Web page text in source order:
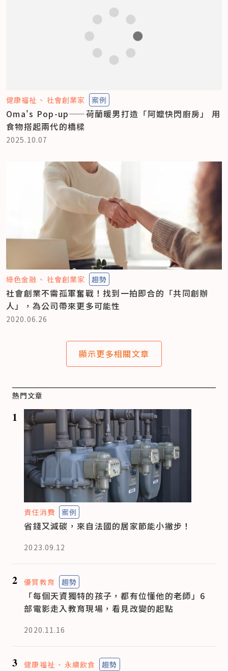
健康福祉 社會創業家 案例
Oma's Pop-up——荷蘭暖男打造「阿嬤快閃廚房」 用
食物搭起兩代的橋樑
2025.10.07
綠色金融 社會創業家 趨勢
社會創業不需孤軍奮戰！找到一拍即合的「共同創辦
人」，為公司帶來更多可能性
2020.06.26
顯示更多相關文章
熱門文章
1
責任消費 案例
省錢又減碳，來自法國的居家節能小撇步！
2023.09.12
2 優質教育 趨勢
「每個天資獨特的孩子，都有位懂他的老師」6
部電影走入教育現場，看見改變的起點
2020.11.16
3 健康福祉 永續飲食 趨勢